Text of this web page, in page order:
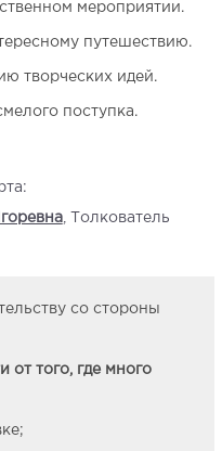
мероприятии.
путешествию.
творческих идей.
поступка.
, Толкователь
со стороны
от того, где много